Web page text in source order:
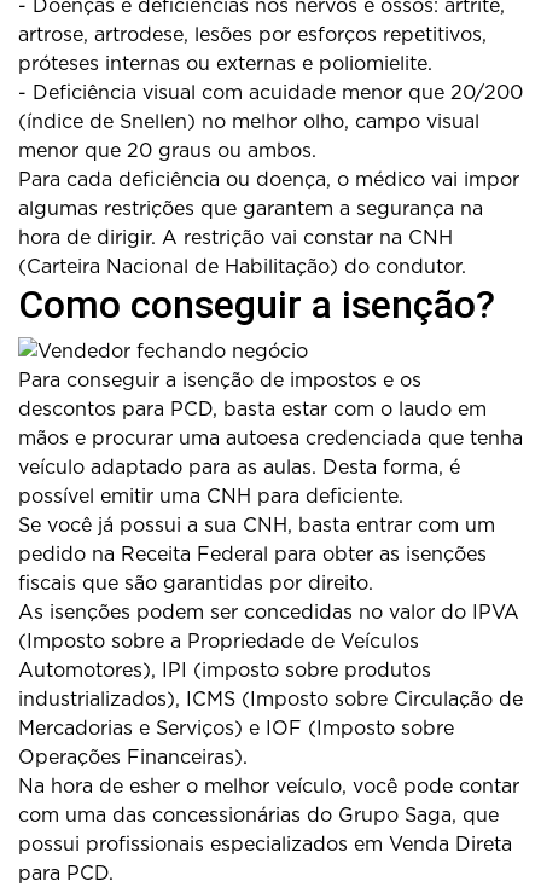
- Doenças e deficiências nos nervos e ossos: artrite,
artrose, artrodese, lesões por esforços repetitivos,
próteses internas ou externas e poliomielite.
- Deficiência visual com acuidade menor que 20/200
(índice de Snellen) no melhor olho, campo visual
menor que 20 graus ou ambos.
Para cada deficiência ou doença, o médico vai impor
algumas restrições que garantem a segurança na
hora de dirigir. A restrição vai constar na CNH
(Carteira Nacional de Habilitação) do condutor.
Como conseguir a isenção?
Para conseguir a isenção de impostos e os
descontos para PCD, basta estar com o laudo em
mãos e procurar uma autoesa credenciada que tenha
veículo adaptado para as aulas. Desta forma, é
possível emitir uma CNH para deficiente.
Se você já possui a sua CNH, basta entrar com um
pedido na Receita Federal para obter as isenções
fiscais que são garantidas por direito.
As isenções podem ser concedidas no valor do IPVA
(Imposto sobre a Propriedade de Veículos
Automotores), IPI (imposto sobre produtos
industrializados), ICMS (Imposto sobre Circulação de
Mercadorias e Serviços) e IOF (Imposto sobre
Operações Financeiras).
Na hora de esher o melhor veículo, você pode contar
com uma das concessionárias do Grupo Saga, que
possui profissionais especializados em Venda Direta
para PCD.